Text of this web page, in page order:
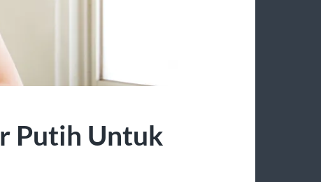
Putih Untuk